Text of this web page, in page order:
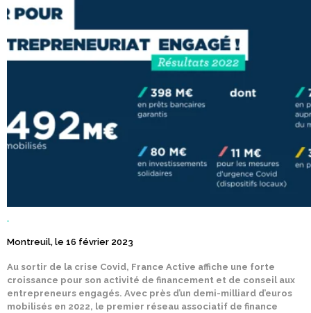
Montreuil, le 16 février 2023
Au sortir de la crise Covid, France Active affiche une forte
croissance pour son activité de financement et de conseil aux
entrepreneurs engagés. Avec près d’un demi-milliard d’euros
mobilisés en 2022, le premier réseau associatif de finance